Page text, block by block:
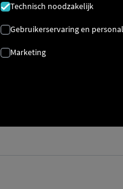
Technisch noodzakelijk
Gebruikerservaring en
Marketing